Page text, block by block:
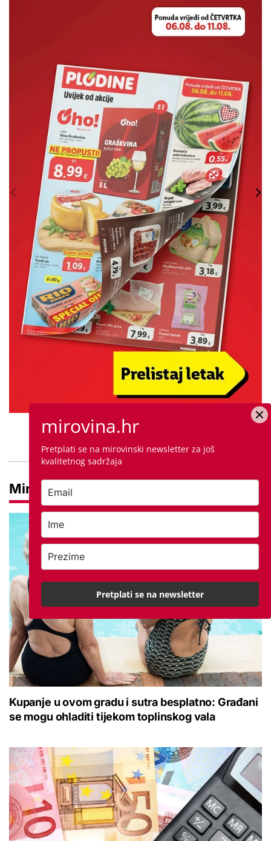
PROVJERITE PONUDU
Mirovine
Kupanje u ovom gradu i sutra besplatno: Građani
se mogu ohladiti tijekom toplinskog vala
mirovina.hr
Pretplati se na mirovinski newsletter za još
kvalitetnog sadržaja
Pretplati se na newsletter